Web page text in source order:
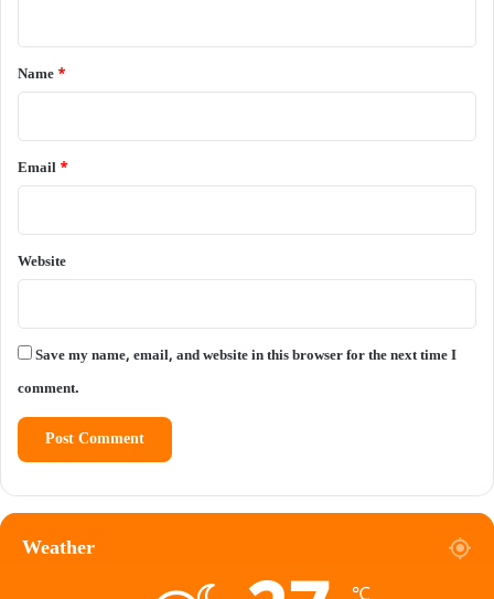
*
Name *
Email *
Website
Save my name, email, and website in this browser for the next time I
comment.
Weather